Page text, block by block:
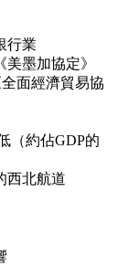
行業
墨加協定》
面經濟貿易協
（約佔GDP的
西北航道